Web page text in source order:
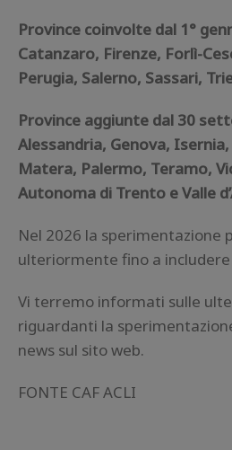
Province coinvolte dal 1°
Catanzaro, Firenze, Forlì-
Perugia, Salerno, Sassari,
Province aggiunte dal 30
Alessandria, Genova,
Matera, Palermo, Teramo,
Autonoma di Trento e Valle
Nel 2026 la sperimentazione
ulteriormente fino a
Vi terremo informati sulle
riguardanti la
news sul sito web.
FONTE CAF ACLI